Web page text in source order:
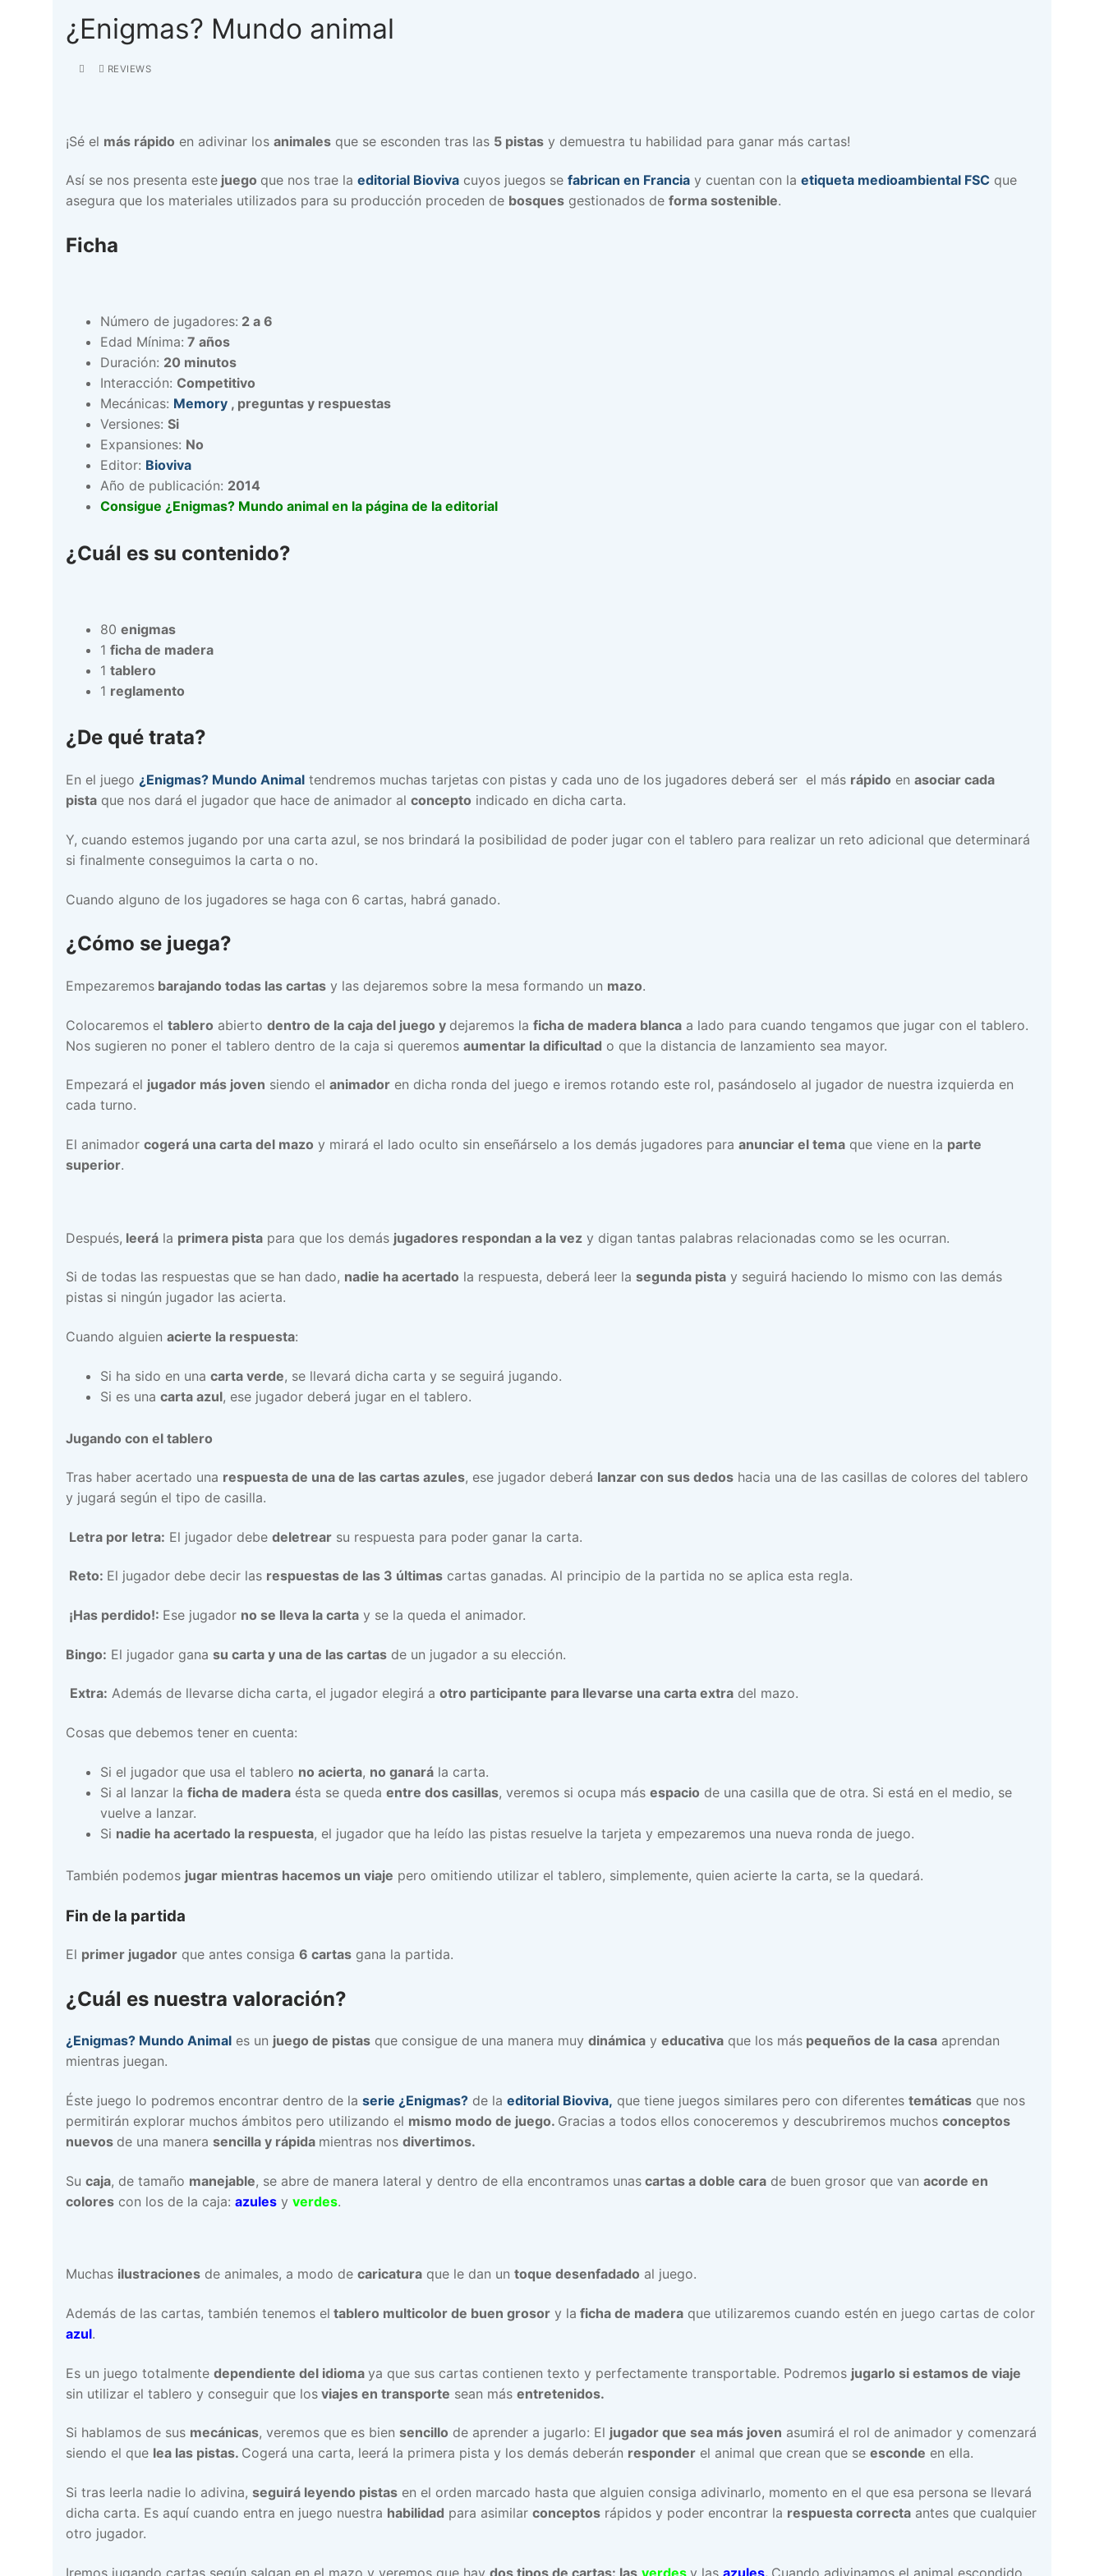
¿Enigmas? Mundo animal
REVIEWS
¡Sé el más rápido en adivinar los animales que se esconden tras las 5 pistas y demuestra tu habilidad para ganar más cartas!
Así se nos presenta este juego que nos trae la editorial Bioviva cuyos juegos se fabrican en Francia y cuentan con la etiqueta medioambiental FSC que
asegura que los materiales utilizados para su producción proceden de bosques gestionados de forma sostenible.
Ficha
Número de jugadores: 2 a 6
Edad Mínima: 7 años
Duración: 20 minutos
Interacción: Competitivo
Mecánicas: Memory , preguntas y respuestas
Versiones: Si
Expansiones: No
Editor: Bioviva
Año de publicación: 2014
Consigue ¿Enigmas? Mundo animal en la página de la editorial
¿Cuál es su contenido?
80 enigmas
1 ficha de madera
1 tablero
1 reglamento
¿De qué trata?
En el juego ¿Enigmas? Mundo Animal tendremos muchas tarjetas con pistas y cada uno de los jugadores deberá ser el más rápido en asociar cada
pista que nos dará el jugador que hace de animador al concepto indicado en dicha carta.
Y, cuando estemos jugando por una carta azul, se nos brindará la posibilidad de poder jugar con el tablero para realizar un reto adicional que determinará
si finalmente conseguimos la carta o no.
Cuando alguno de los jugadores se haga con 6 cartas, habrá ganado.
¿Cómo se juega?
Empezaremos barajando todas las cartas y las dejaremos sobre la mesa formando un mazo.
Colocaremos el tablero abierto dentro de la caja del juego y dejaremos la ficha de madera blanca a lado para cuando tengamos que jugar con el tablero.
Nos sugieren no poner el tablero dentro de la caja si queremos aumentar la dificultad o que la distancia de lanzamiento sea mayor.
Empezará el jugador más joven siendo el animador en dicha ronda del juego e iremos rotando este rol, pasándoselo al jugador de nuestra izquierda en
cada turno.
El animador cogerá una carta del mazo y mirará el lado oculto sin enseñárselo a los demás jugadores para anunciar el tema que viene en la parte
superior.
Después, leerá la primera pista para que los demás jugadores respondan a la vez y digan tantas palabras relacionadas como se les ocurran.
Si de todas las respuestas que se han dado, nadie ha acertado la respuesta, deberá leer la segunda pista y seguirá haciendo lo mismo con las demás
pistas si ningún jugador las acierta.
Cuando alguien acierte la respuesta:
Si ha sido en una carta verde, se llevará dicha carta y se seguirá jugando.
Si es una carta azul, ese jugador deberá jugar en el tablero.
Jugando con el tablero
Tras haber acertado una respuesta de una de las cartas azules, ese jugador deberá lanzar con sus dedos hacia una de las casillas de colores del tablero
y jugará según el tipo de casilla.
Letra por letra: El jugador debe deletrear su respuesta para poder ganar la carta.
Reto: El jugador debe decir las respuestas de las 3 últimas cartas ganadas. Al principio de la partida no se aplica esta regla.
¡Has perdido!: Ese jugador no se lleva la carta y se la queda el animador.
Bingo: El jugador gana su carta y una de las cartas de un jugador a su elección.
Extra: Además de llevarse dicha carta, el jugador elegirá a otro participante para llevarse una carta extra del mazo.
Cosas que debemos tener en cuenta:
Si el jugador que usa el tablero no acierta, no ganarála carta.
Si al lanzar la ficha de maderaésta se queda entre dos casillas, veremos si ocupa más espacio de una casilla que de otra. Si está en el medio, se
vuelve a lanzar.
Si nadie ha acertado la respuesta, el jugador que ha leído las pistas resuelve la tarjeta y empezaremos una nueva ronda de juego.
También podemos jugar mientras hacemos un viaje pero omitiendo utilizar el tablero, simplemente, quien acierte la carta, se la quedará.
Fin de la partida
El primer jugador que antes consiga 6 cartas gana la partida.
¿Cuál es nuestra valoración?
¿Enigmas? Mundo Animal es un juego de pistas que consigue de una manera muy dinámica y educativa que los más pequeños de la casa aprendan
mientras juegan.
Éste juego lo podremos encontrar dentro de la serie ¿Enigmas? de la editorial Bioviva, que tiene juegos similares pero con diferentes temáticas que nos
permitirán explorar muchos ámbitos pero utilizando el mismo modo de juego. Gracias a todos ellos conoceremos y descubriremos muchos conceptos
nuevos de una manera sencilla y rápida mientras nos divertimos.
Su caja, de tamaño manejable, se abre de manera lateral y dentro de ella encontramos unas cartas a doble cara de buen grosor que van acorde en
colores con los de la caja: azules y verdes.
Muchas ilustraciones de animales, a modo de caricatura que le dan un toque desenfadado al juego.
Además de las cartas, también tenemos el tablero multicolor de buen grosor y la ficha de madera que utilizaremos cuando estén en juego cartas de color
azul.
Es un juego totalmente dependiente del idioma ya que sus cartas contienen texto y perfectamente transportable. Podremos jugarlo si estamos de viaje
sin utilizar el tablero y conseguir que los viajes en transporte sean más entretenidos.
Si hablamos de sus mecánicas, veremos que es bien sencillo de aprender a jugarlo: El jugador que sea más joven asumirá el rol de animador y comenzará
siendo el que lea las pistas. Cogerá una carta, leerá la primera pista y los demás deberán responder el animal que crean que se esconde en ella.
Si tras leerla nadie lo adivina, seguirá leyendo pistas en el orden marcado hasta que alguien consiga adivinarlo, momento en el que esa persona se llevará
dicha carta. Es aquí cuando entra en juego nuestra habilidad para asimilar conceptos rápidos y poder encontrar la respuesta correcta antes que cualquier
otro jugador.
Iremos jugando cartas según salgan en el mazo y veremos que hay dos tipos de cartas: las verdes y las azules. Cuando adivinamos el animal escondido